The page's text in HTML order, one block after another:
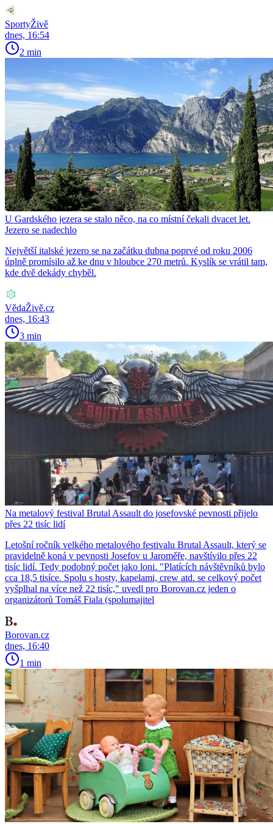
SportyŽivě
dnes, 16:54
2 min
U Gardského jezera se stalo něco, na co místní čekali dvacet let.
Jezero se nadechlo
Největší italské jezero se na začátku dubna poprvé od roku 2006
úplně promísilo až ke dnu v hloubce 270 metrů. Kyslík se vrátil tam,
kde dvě dekády chyběl.
VědaŽivě.cz
dnes, 16:43
3 min
Na metalový festival Brutal Assault do josefovské pevnosti přijelo
přes 22 tisíc lidí
Letošní ročník velkého metalového festivalu Brutal Assault, který se
pravidelně koná v pevnosti Josefov u Jaroměře, navštívilo přes 22
tisíc lidí. Tedy podobný počet jako loni. "Platících návštěvníků bylo
cca 18,5 tisíce. Spolu s hosty, kapelami, crew atd. se celkový počet
vyšplhal na více než 22 tisíc," uvedl pro Borovan.cz jeden o
organizátorů Tomáš Fiala (spolumajitel
Borovan.cz
dnes, 16:40
1 min